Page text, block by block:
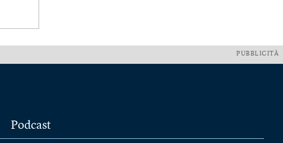
PUBBLICITÀ
Podcast